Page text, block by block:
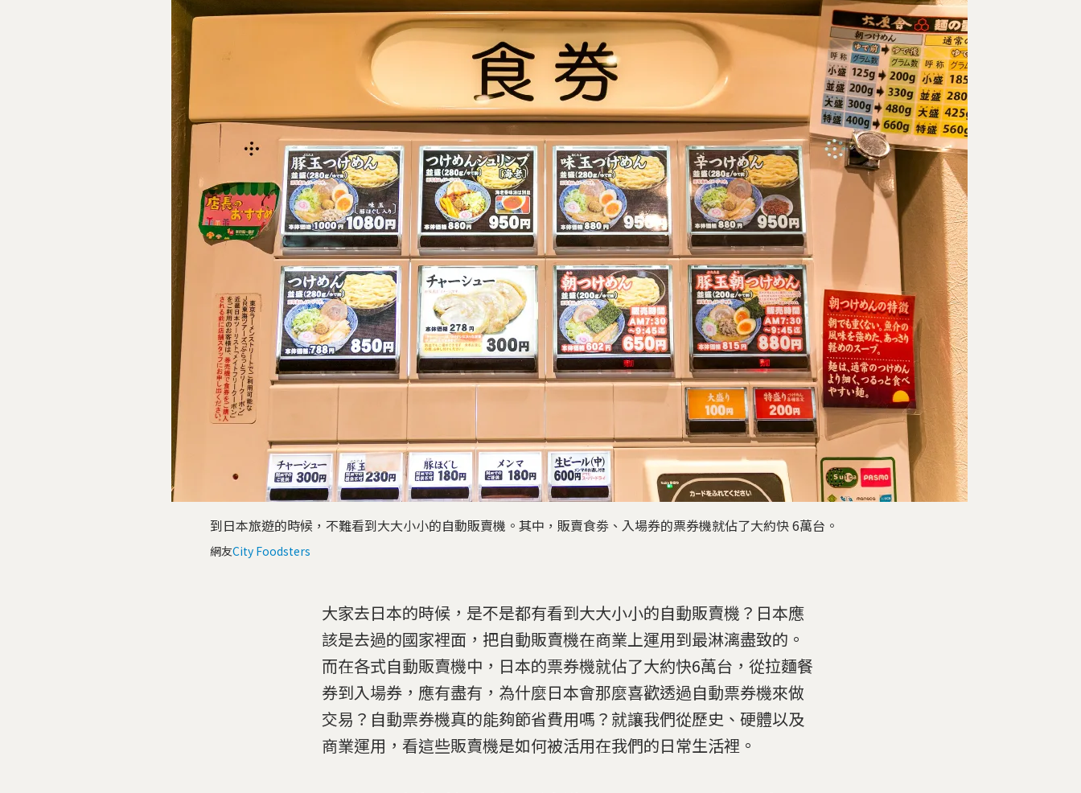
到日本旅遊的時候，不難看到大大小小的自動販賣機。其中，販賣食劵、入場券的票券機就佔了大約快 6萬台。
網友City Foodsters
大家去日本的時候，是不是都有看到大大小小的自動販賣機？日本應
該是去過的國家裡面，把自動販賣機在商業上運用到最淋漓盡致的。
而在各式自動販賣機中，日本的票券機就佔了大約快6萬台，從拉麵餐
券到入場券，應有盡有，為什麼日本會那麼喜歡透過自動票券機來做
交易？自動票券機真的能夠節省費用嗎？就讓我們從歷史、硬體以及
商業運用，看這些販賣機是如何被活用在我們的日常生活裡。